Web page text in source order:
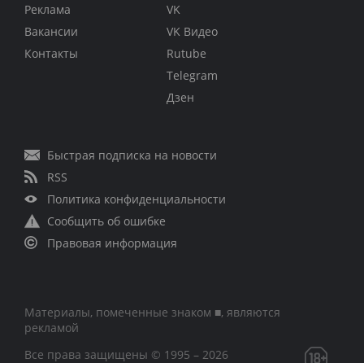
Реклама
Вакансии
Контакты
VK
VK Видео
Rutube
Telegram
Дзен
Быстрая подписка на новости
RSS
Политика конфиденциальности
Сообщить об ошибке
Правовая информация
Материалы, помеченные знаком ■, являются
рекламой
Все права защищены © 1995 – 2026